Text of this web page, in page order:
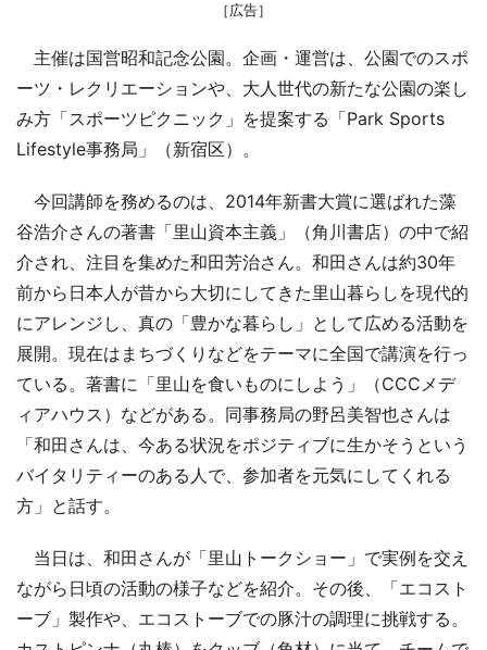
［広告］
主催は国営昭和記念公園。企画・運営は、公園でのスポ
ーツ・レクリエーションや、大人世代の新たな公園の楽し
み方「スポーツピクニック」を提案する「Park Sports
Lifestyle事務局」（新宿区）。
今回講師を務めるのは、2014年新書大賞に選ばれた藻
谷浩介さんの著書「里山資本主義」（角川書店）の中で紹
介され、注目を集めた和田芳治さん。和田さんは約30年
前から日本人が昔から大切にしてきた里山暮らしを現代的
にアレンジし、真の「豊かな暮らし」として広める活動を
展開。現在はまちづくりなどをテーマに全国で講演を行っ
ている。著書に「里山を食いものにしよう」（CCCメデ
ィアハウス）などがある。同事務局の野呂美智也さんは
「和田さんは、今ある状況をポジティブに生かそうという
バイタリティーのある人で、参加者を元気にしてくれる
方」と話す。
当日は、和田さんが「里山トークショー」で実例を交え
ながら日頃の活動の様子などを紹介。その後、「エコスト
ーブ」製作や、エコストーブでの豚汁の調理に挑戦する。